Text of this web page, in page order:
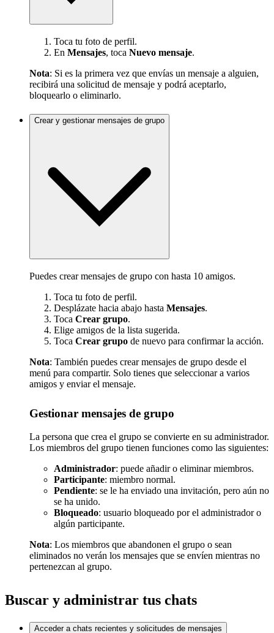
Toca tu foto de perfil.
En Mensajes, toca Nuevo mensaje.
Nota: Si es la primera vez que envías un mensaje a alguien,
recibirá una solicitud de mensaje y podrá aceptarlo,
bloquearlo o eliminarlo.
Crear y gestionar mensajes de grupo
Puedes crear mensajes de grupo con hasta 10 amigos.
Toca tu foto de perfil.
Desplázate hacia abajo hasta Mensajes.
Toca Crear grupo.
Elige amigos de la lista sugerida.
Toca Crear grupo de nuevo para confirmar la acción.
Nota: También puedes crear mensajes de grupo desde el
menú para compartir. Solo tienes que seleccionar a varios
amigos y enviar el mensaje.
Gestionar mensajes de grupo
La persona que crea el grupo se convierte en su administrador.
Los miembros del grupo tienen funciones como las siguientes:
Administrador: puede añadir o eliminar miembros.
Participante: miembro normal.
Pendiente: se le ha enviado una invitación, pero aún no
se ha unido.
Bloqueado: usuario bloqueado por el administrador o
algún participante.
Nota: Los miembros que abandonen el grupo o sean
eliminados no verán los mensajes que se envíen mientras no
pertenezcan al grupo.
Buscar y administrar tus chats
Acceder a chats recientes y solicitudes de mensajes